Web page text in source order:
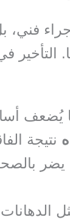
فني،
التأخير
يُضعف
نتيجة
يضر